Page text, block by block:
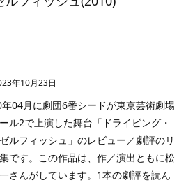
年10月23日
04月に劇団6番シードが東京芸術劇場
ル2で上演した舞台「ドライビング・
ルフィッシュ」のレビュー／劇評のリ
です。この作品は、作／演出ともに松
さんがしています。1本の劇評を読ん